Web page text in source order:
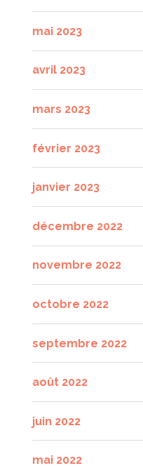
mai 2023
avril 2023
mars 2023
février 2023
janvier 2023
décembre 2022
novembre 2022
octobre 2022
septembre 2022
août 2022
juin 2022
mai 2022